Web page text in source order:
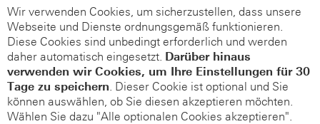
Wir verwenden Cookies, um sicherzustellen, dass unsere
Webseite und Dienste ordnungsgemäß funktionieren.
Diese Cookies sind unbedingt erforderlich und werden
daher automatisch eingesetzt. Darüber hinaus
verwenden wir Cookies, um Ihre Einstellungen für 30
Tage zu speichern. Dieser Cookie ist optional und Sie
können auswählen, ob Sie diesen akzeptieren möchten.
Wählen Sie dazu "Alle optionalen Cookies akzeptieren".